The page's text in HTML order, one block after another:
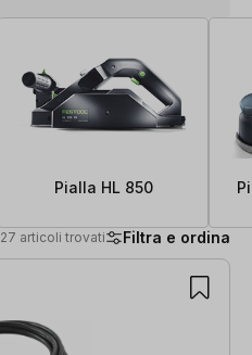
Pialla HL 850
27 articoli trovati Filtra e ordina